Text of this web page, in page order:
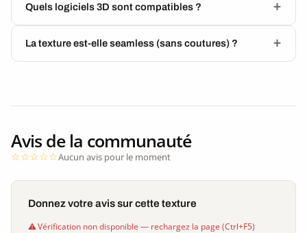
Quels logiciels 3D sont compatibles ?
La texture est-elle seamless (sans coutures) ?
Avis de la communauté
Aucun avis pour le moment
Donnez votre avis sur cette texture
Vérification non disponible — rechargez la page (Ctrl+F5)